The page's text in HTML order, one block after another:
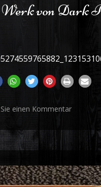
Werk von Dark
einen Kommentar